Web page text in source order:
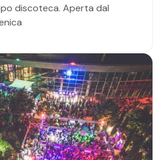
discoteca. Aperta dal